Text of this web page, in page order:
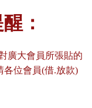
：
廣大會員所張貼的
各位會員(借.放款)